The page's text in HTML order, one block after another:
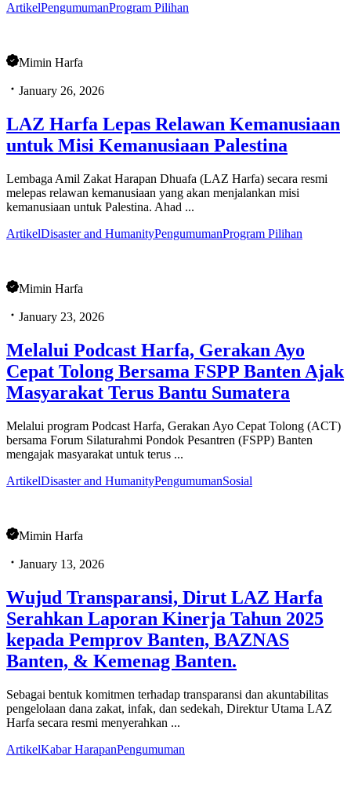
ArtikelPengumumanProgram Pilihan
Mimin Harfa
January 26, 2026
LAZ Harfa Lepas Relawan Kemanusiaan
untuk Misi Kemanusiaan Palestina
Lembaga Amil Zakat Harapan Dhuafa (LAZ Harfa) secara resmi
melepas relawan kemanusiaan yang akan menjalankan misi
kemanusiaan untuk Palestina. Ahad ...
ArtikelDisaster and HumanityPengumumanProgram Pilihan
Mimin Harfa
January 23, 2026
Melalui Podcast Harfa, Gerakan Ayo
Cepat Tolong Bersama FSPP Banten Ajak
Masyarakat Terus Bantu Sumatera
Melalui program Podcast Harfa, Gerakan Ayo Cepat Tolong (ACT)
bersama Forum Silaturahmi Pondok Pesantren (FSPP) Banten
mengajak masyarakat untuk terus ...
ArtikelDisaster and HumanityPengumumanSosial
Mimin Harfa
January 13, 2026
Wujud Transparansi, Dirut LAZ Harfa
Serahkan Laporan Kinerja Tahun 2025
kepada Pemprov Banten, BAZNAS
Banten, & Kemenag Banten.
Sebagai bentuk komitmen terhadap transparansi dan akuntabilitas
pengelolaan dana zakat, infak, dan sedekah, Direktur Utama LAZ
Harfa secara resmi menyerahkan ...
ArtikelKabar HarapanPengumuman